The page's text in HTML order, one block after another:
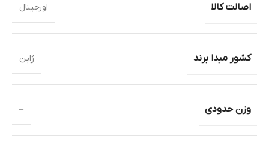
اصالت کالا اورجینال
کشور مبدا برند ژاپن
وزن حدودی –